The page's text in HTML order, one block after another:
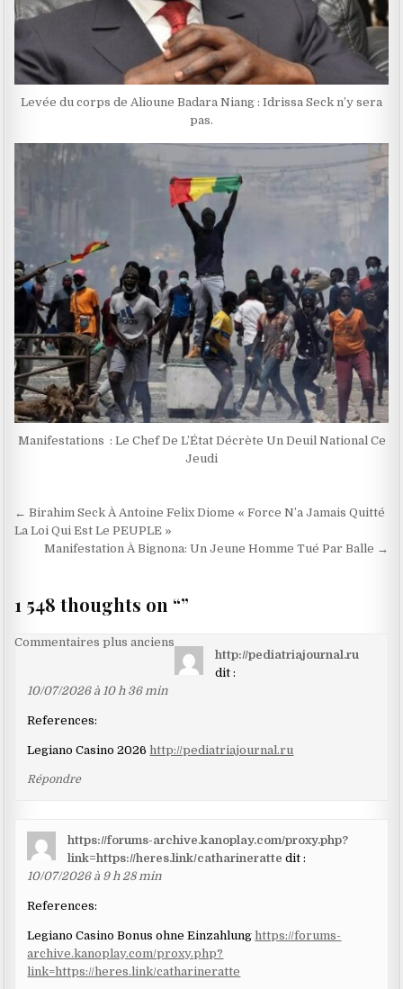
Levée du corps de Alioune Badara Niang : Idrissa Seck n’y sera
pas.
Manifestations : Le Chef De L’État Décrète Un Deuil National Ce
Jeudi
Navigation
de
← Birahim Seck À Antoine Felix Diome « Force N’a Jamais Quitté
La Loi Qui Est Le PEUPLE »
Manifestation À Bignona: Un Jeune Homme Tué Par Balle →
1 548 thoughts on “”
Navigation
les
commentaires
Commentaires plus anciens
http://pediatriajournal.ru
dit :
10/07/2026 à 10 h 36 min
References:
Legiano Casino 2026 http://pediatriajournal.ru
Répondre
https://forums-archive.kanoplay.com/proxy.php?
link=https://heres.link/catharineratte dit :
10/07/2026 à 9 h 28 min
References:
Legiano Casino Bonus ohne Einzahlunghttps://forums-
archive.kanoplay.com/proxy.php?
link=https://heres.link/catharineratte